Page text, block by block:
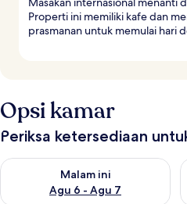
Properti ini memiliki kafe dan
prasmanan untuk memulai hari
Opsi kamar
Periksa ketersediaan
Malam ini
Agu 6 - Agu 7
Periksa ketersediaan untuk